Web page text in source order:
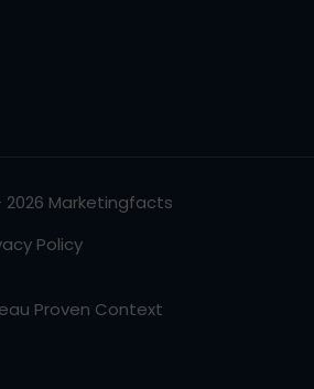
Marketingfacts
Policy
Proven Context